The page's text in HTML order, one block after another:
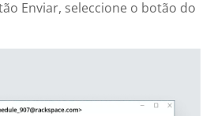
Enviar, seleccione o botão do